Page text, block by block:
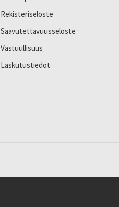
Rekisteriseloste
Saavutettavuusseloste
Vastuullisuus
Laskutustiedot